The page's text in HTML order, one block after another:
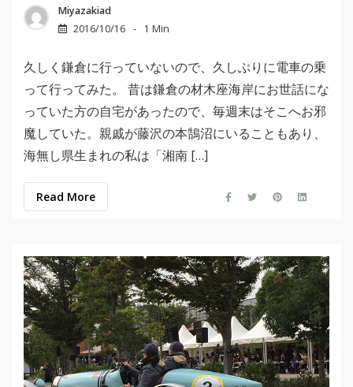
Miyazakiad
2016/10/16
1 Min
久しく鎌倉に行っていないので、久しぶりに電車の乗
って行ってみた。 昔は鎌倉の材木座海岸にお世話にな
っていた方の自宅があったので、毎週末はそこへお邪
魔していた。親戚が藤沢の本鵠沼にいることもあり、
海無し県生まれの私は「湘南 […]
Read More